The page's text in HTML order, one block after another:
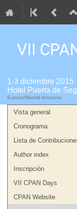
VII
1-3 diciembre 2015
Hotel Puerta de
Europe/Madrid timezone
Vista general
Cronograma
Lista de
Author index
Inscripción
VII CPAN Days
CPAN Website